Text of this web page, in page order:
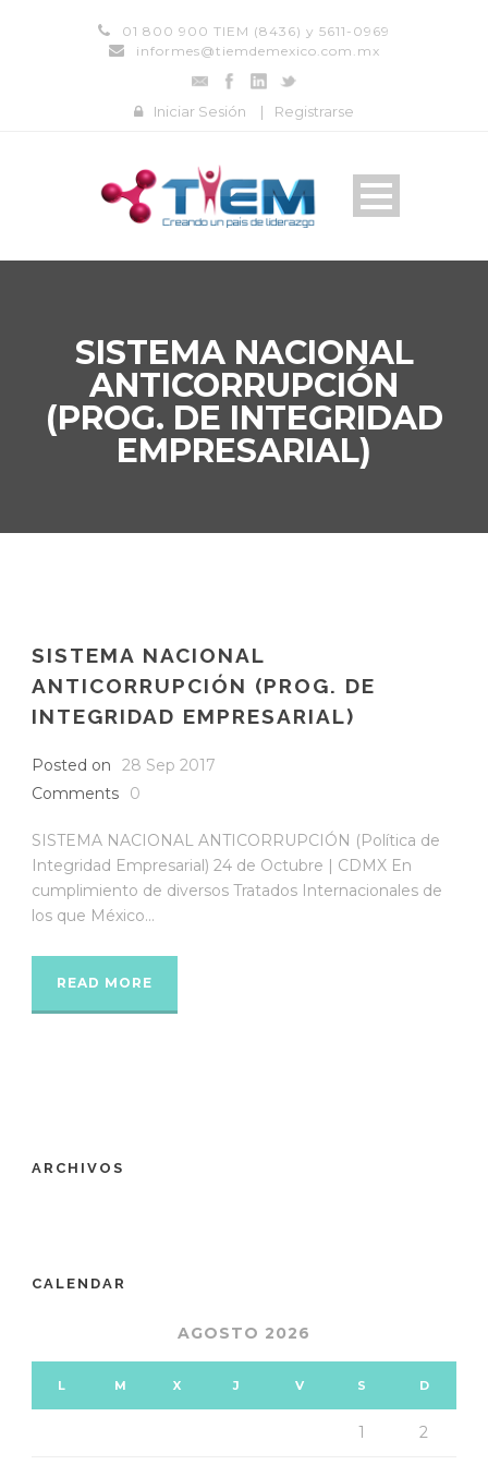
01 800 900 TIEM (8436) y 5611-0969
informes@tiemdemexico.com.mx
Iniciar Sesión | Registrarse
SISTEMA NACIONAL
ANTICORRUPCIÓN
(PROG. DE INTEGRIDAD
EMPRESARIAL)
SISTEMA NACIONAL
ANTICORRUPCIÓN (PROG. DE
INTEGRIDAD EMPRESARIAL)
Posted on
28 Sep 2017
Comments
0
SISTEMA NACIONAL ANTICORRUPCIÓN (Política de
Integridad Empresarial) 24 de Octubre | CDMX En
cumplimiento de diversos Tratados Internacionales de
los que México...
READ MORE
ARCHIVOS
CALENDAR
AGOSTO 2026
L M X J V S D
1 2